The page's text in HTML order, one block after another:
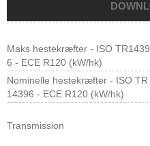
Maks hestekræfter - ISO TR1439
6 - ECE R120 (kW/hk)
Nominelle hestekræfter - ISO TR
14396 - ECE R120 (kW/hk)
Transmission